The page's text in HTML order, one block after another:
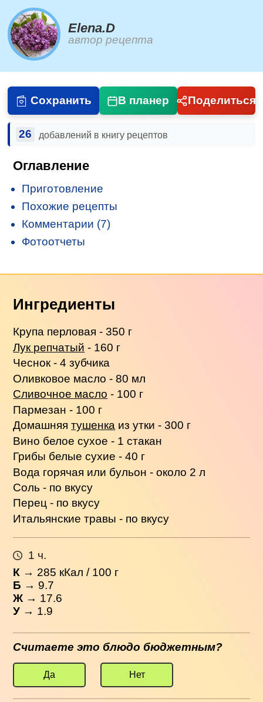
Elena.D
автор рецепта
Сохранить В планер Поделиться
26 добавлений в книгу рецептов
Оглавление
Приготовление
Похожие рецепты
Комментарии (7)
Фотоотчеты
Ингредиенты
Крупа перловая - 350 г
Лук репчатый - 160 г
Чеснок - 4 зубчика
Оливковое масло - 80 мл
Сливочное масло - 100 г
Пармезан - 100 г
Домашняятушенка из утки - 300 г
Вино белое сухое - 1 стакан
Грибы белые сухие - 40 г
Вода горячая или бульон - около 2 л
Соль - по вкусу
Перец - по вкусу
Итальянские травы - по вкусу
1 ч.
К → 285 кКал / 100 г
Б → 9.7
Ж → 17.6
У → 1.9
Считаете это блюдо бюджетным?
Да Нет